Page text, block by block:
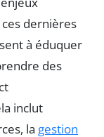
dernières
à éduquer
des
inclut
la gestion